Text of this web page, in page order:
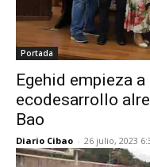
Portada
Egehid empieza
ecodesarrollo
Bao
Diario Cibao - 26 julio, 2023